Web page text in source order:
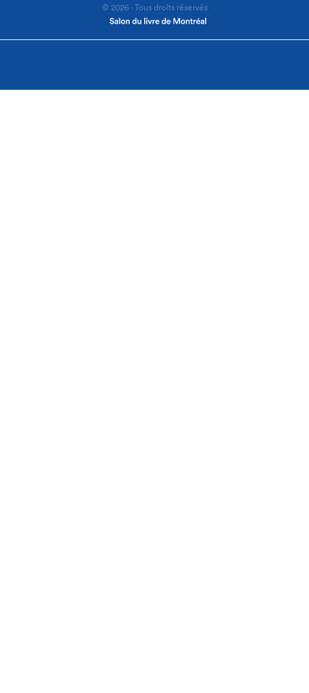
© 2026 - Tous droits réservés